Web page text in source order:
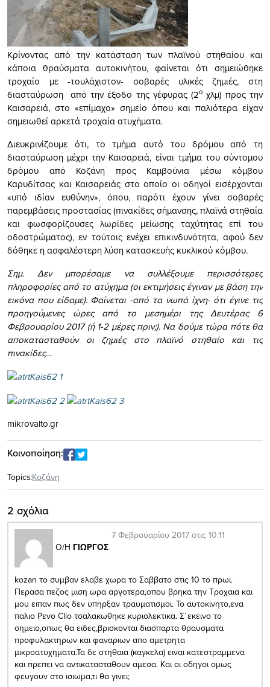
Κρίνοντας από την κατάσταση των πλαϊνού στηθαίου και
κάποια θραύσματα αυτοκινήτου, φαίνεται ότι σημειώθηκε
τροχαίο με -τουλάχιστον- σοβαρές υλικές ζημιές, στη
διασταύρωση από την έξοδο της γέφυρας (2οχλμ) προς την
Καισαρειά, στο «επίμαχο» σημείο όπου και παλιότερα είχαν
σημειωθεί αρκετά τροχαία ατυχήματα.
Διευκρινίζουμε ότι, το τμήμα αυτό του δρόμου από τη
διασταύρωση μέχρι την Καισαρειά, είναι τμήμα του σύντομου
δρόμου από Κοζάνη προς Καμβούνια μέσω κόμβου
Καρυδίτσας και Καισαρειάς στο οποίο οι οδηγοί εισέρχονται
«υπό ιδίαν ευθύνην», όπου, παρότι έχουν γίνει σοβαρές
παρεμβάσεις προστασίας (πινακίδες σήμανσης, πλαϊνά στηθαία
και φωσφορίζουσες λωρίδες μείωσης ταχύτητας επί του
οδοστρώματος), εν τούτοις ενέχει επικινδυνότητα, αφού δεν
δόθηκε η ασφαλέστερη λύση κατασκευής κυκλικού κόμβου.
Σημ. Δεν μπορέσαμε να συλλέξουμε περισσότερες
πληροφορίες από το ατύχημα (οι εκτιμήσεις έγιναν με βάση την
εικόνα που είδαμε). Φαίνεται -από τα νωπά ίχνη- ότι έγινε τις
προηγούμενες ώρες από το μεσημέρι της Δευτέρας 6
Φεβρουαρίου 2017 (ή 1-2 μέρες πριν;). Να δούμε τώρα πότε θα
αποκατασταθούν οι ζημιές στο πλαϊνό στηθαίο και τις
πινακίδες…
mikrovalto.gr
Κοινοποίηση:
Topics:Κοζάνη
2 σχόλια
Ο/Η ΓΙΩΡΓΟΣ
7 Φεβρουαρίου 2017 στις 10:11
kozan το συμβαν ελαβε χωρα το Σαββατο στις 10 το πρωι.
Περασα πεζος μιση ωρα αργοτερα,οπου βρηκα την Τροχαια και
μου ειπαν πως δεν υπηρξαν τραυματισμοι. Το αυτοκινητο,ενα
παλιο Ρενο Clio τσαλακωθηκε κυριολεκτικα. Σ΄εκεινο το
σημειο,οπως θα ειδες,βρισκονται διασπαρτα θραυσματα
προφυλακτηρων και φαναριων απο αμετρητα
μικροατυχηματα.Τα δε στηθαια (καγκελα) ειναι κατεστραμμενα
και πρεπει να αντικατασταθουν αμεσα. Και οι οδηγοι ομως
φευγουν στο ισιωμα,τι θα γινει;